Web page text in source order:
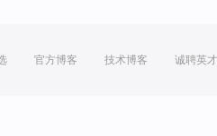
官方博客 技术博客 诚聘英才